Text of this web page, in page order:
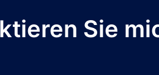
Sie